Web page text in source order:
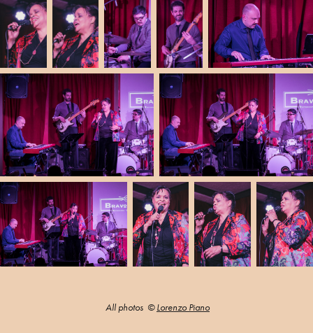
All photos ©Lorenzo Piano